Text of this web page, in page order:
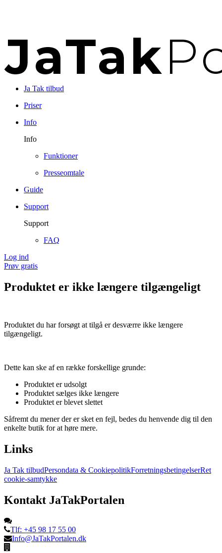
Ja Tak tilbud
Priser
Info
Info
Funktioner
Presseomtale
Guide
Support
Support
FAQ
Log ind
Prøv gratis
Produktet er ikke længere tilgængeligt
Produktet du har forsøgt at tilgå er desværre ikke længere
tilgængeligt.
Dette kan ske af en række forskellige grunde:
Produktet er udsolgt
Produktet sælges ikke længere
Produktet er blevet slettet
Såfremt du mener der er sket en fejl, bedes du henvende dig til den
enkelte butik for at høre mere.
Links
Ja Tak tilbudPersondata & CookiepolitikForretningsbetingelserRet
cookie-samtykke
Kontakt JaTakPortalen
Tlf: +45 98 17 55 00
Info@JaTakPortalen.dk